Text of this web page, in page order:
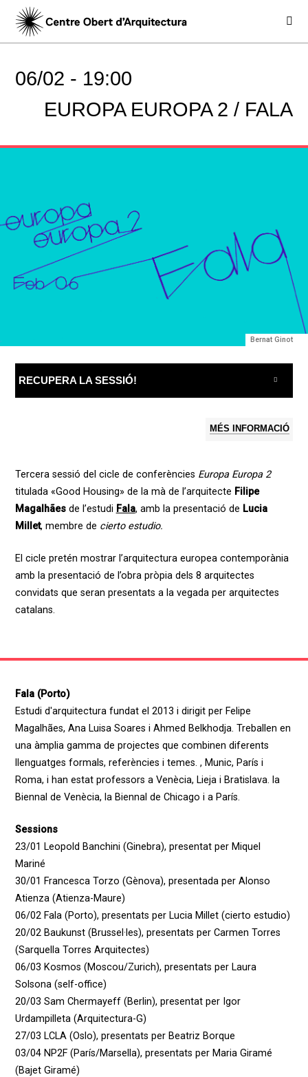
06/02 - 19:00
EUROPA EUROPA 2 / FALA
Bernat Ginot
RECUPERA LA SESSIÓ!
MÉS INFORMACIÓ
Tercera sessió del cicle de conferències Europa Europa 2
titulada «Good Housing» de la mà de l’arquitecte Filipe
Magalhãesde l’estudi Fala, amb la presentació de Lucia
Millet, membre de cierto estudio.
El cicle pretén mostrar l’arquitectura europea contemporània
amb la presentació de l’obra pròpia dels 8 arquitectes
convidats que seran presentats a la vegada per arquitectes
catalans.
Fala (Porto)
Estudi d'arquitectura fundat el 2013 i dirigit per Felipe
Magalhães, Ana Luisa Soares i Ahmed Belkhodja. Treballen en
una àmplia gamma de projectes que combinen diferents
llenguatges formals, referències i temes. , Munic, París i
Roma, i han estat professors a Venècia, Lieja i Bratislava. la
Biennal de Venècia, la Biennal de Chicago i a París.
Sessions
23/01 Leopold Banchini (Ginebra), presentat per Miquel
Mariné
30/01 Francesca Torzo (Gènova), presentada per Alonso
Atienza (Atienza-Maure)
06/02 Fala (Porto), presentats per Lucia Millet (cierto estudio)
20/02 Baukunst (Brussel·les), presentats per Carmen Torres
(Sarquella Torres Arquitectes)
06/03 Kosmos (Moscou/Zurich), presentats per Laura
Solsona (self-office)
20/03 Sam Chermayeff (Berlin), presentat per Igor
Urdampilleta (Arquitectura-G)
27/03 LCLA (Oslo), presentats per Beatriz Borque
03/04 NP2F (París/Marsella), presentats per Maria Giramé
(Bajet Giramé)